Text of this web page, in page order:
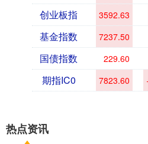
创业板指 3592.63
基金指数 7237.50
国债指数 229.60
期指IC0 7823.60
热点资讯